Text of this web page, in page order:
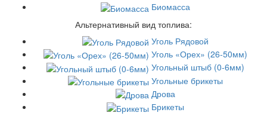
Биомасса
Альтернативный вид топлива:
Уголь Рядовой
Уголь «Орех» (26-50мм)
Угольный штыб (0-6мм)
Угольные брикеты
Дрова
Брикеты